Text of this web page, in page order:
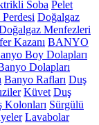
Soba Pelet
Doğalgaz
Menfezleri
Kazanı BANYO
Boy Dolapları
Dolapları
Banyo Rafları Duş
Küvet Duş
Kolonları Sürgülü
Lavabolar